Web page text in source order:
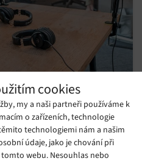
cookies
my a naši partneři používáme k
o zařízeních, technologie
technologiemi nám a našim
údaje, jako je chování při
webu. Nesouhlas nebo
roce ukončuje
platformy
pro podcasty necelý